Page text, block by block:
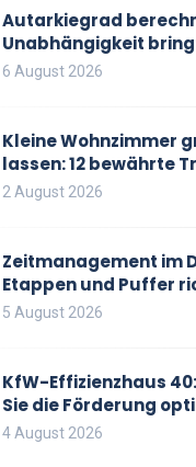
Autarkiegrad
Unabhängigkeit
Anlage mit Speicher
6 August 2026
Kleine Wohnzimmer
lassen: 12 bewährte
mehr Raumgefühl
2 August 2026
Zeitmanagement im
Etappen und Puffer
5 August 2026
KfW-Effizienzhaus
Sie die Förderung
Neubau und Sanierung
4 August 2026